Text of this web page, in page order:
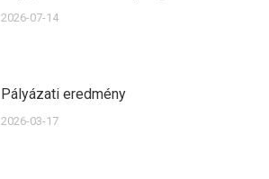
2026-07-14
Pályázati eredmény
2026-03-17